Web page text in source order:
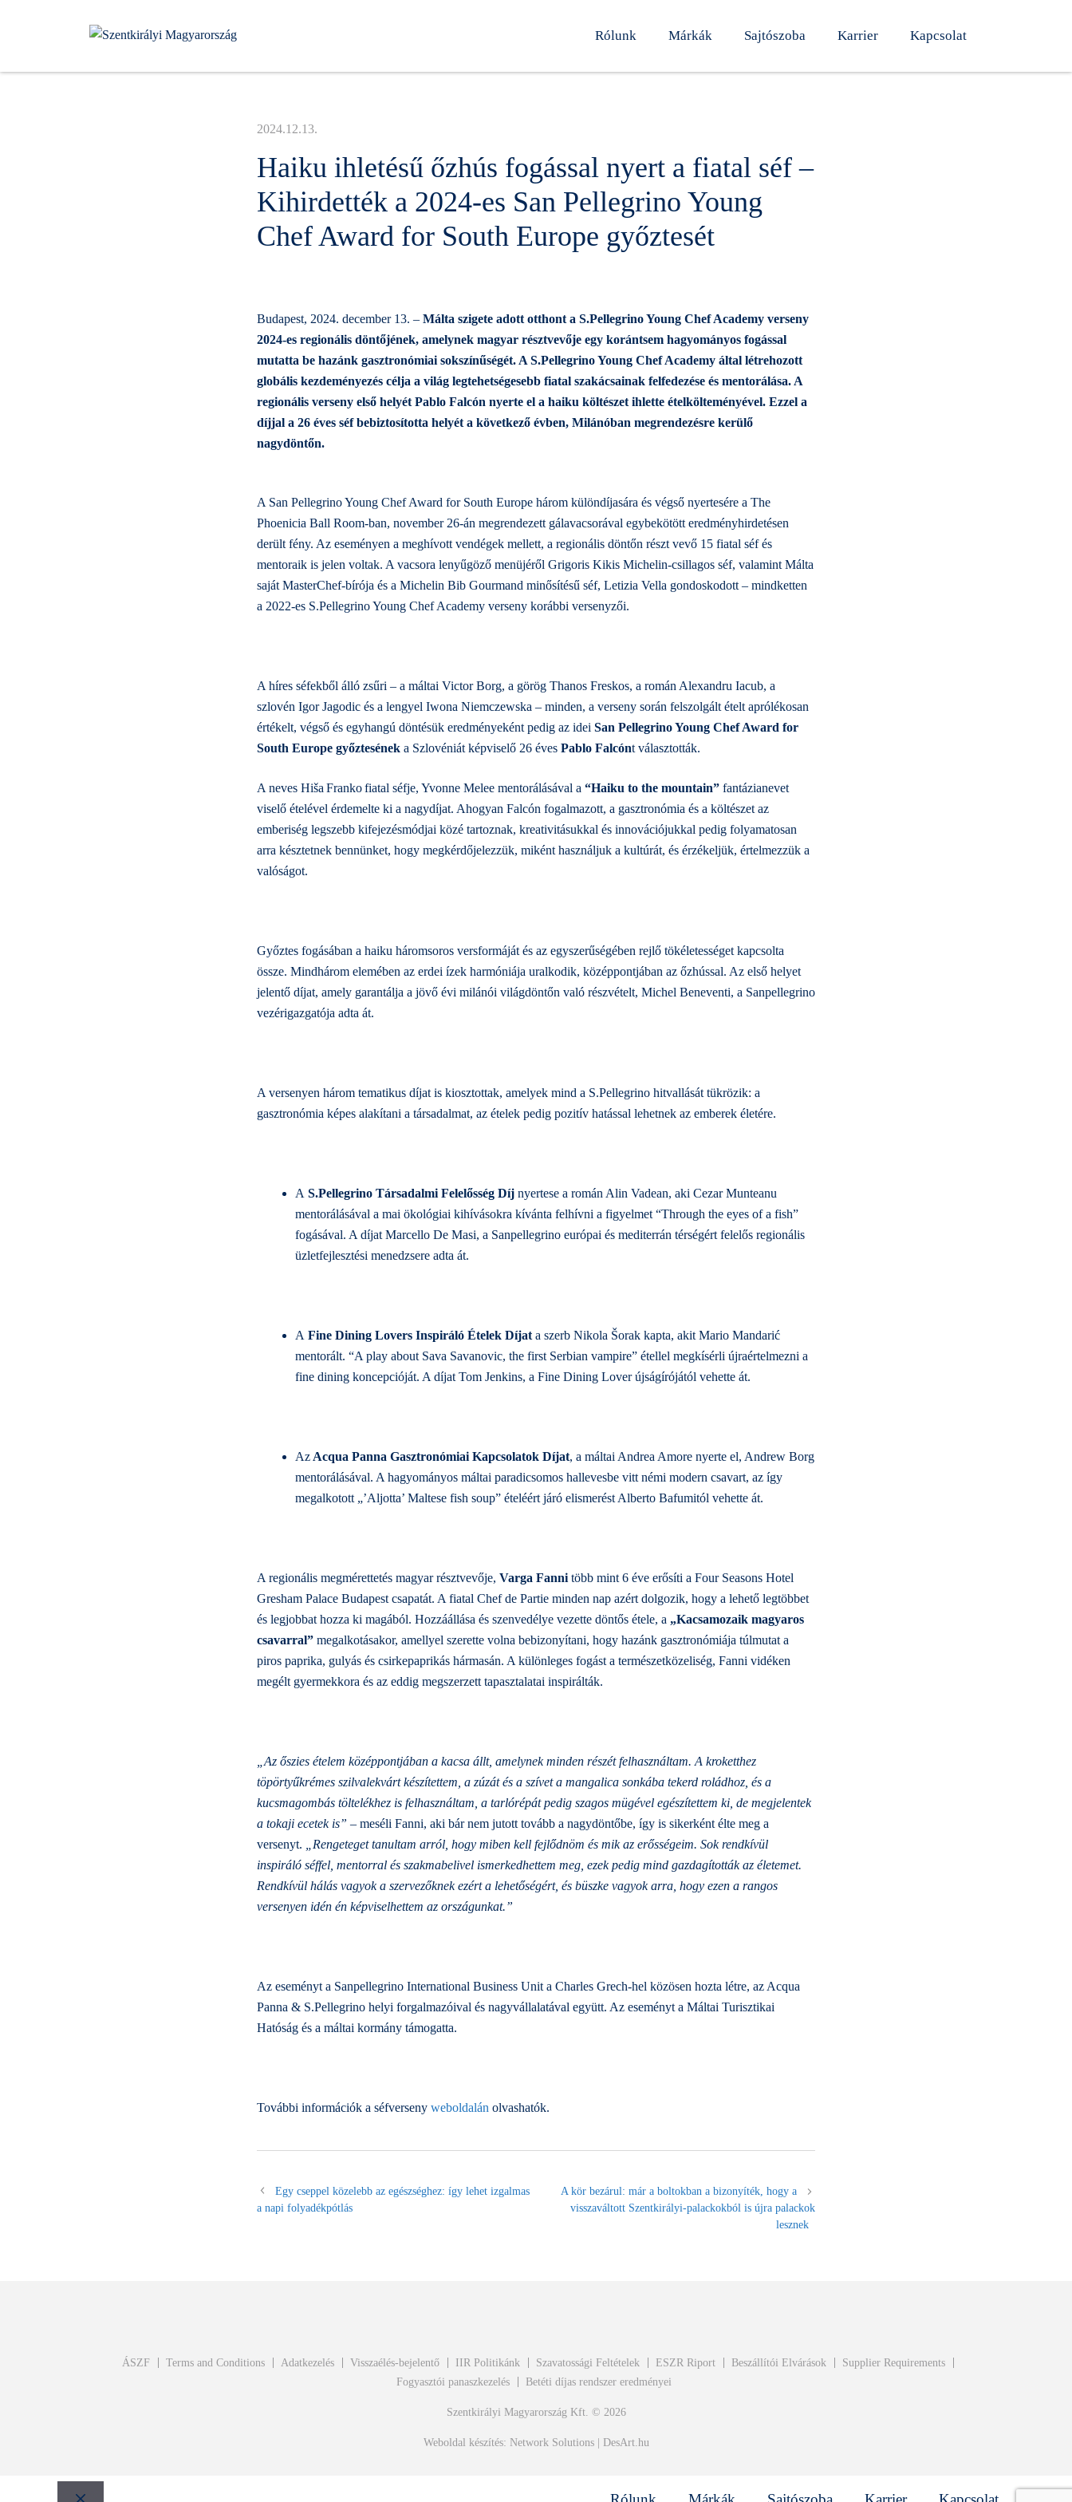
Rólunk Márkák Sajtószoba Karrier Kapcsolat
Haiku ihletésű őzhús fogással nyert a fiatal séf –
Kihirdették a 2024-es San Pellegrino Young
Chef Award for South Europe győztesét
2024.12.13.
Budapest, 2024. december 13. – Málta szigete adott otthont a S.Pellegrino Young Chef Academy verseny
2024-es regionális döntőjének, amelynek magyar résztvevője egy korántsem hagyományos fogással
mutatta be hazánk gasztronómiai sokszínűségét. A S.Pellegrino Young Chef Academy által létrehozott
globális kezdeményezés célja a világ legtehetségesebb fiatal szakácsainak felfedezése és mentorálása. A
regionális verseny első helyét Pablo Falcón nyerte el a haiku költészet ihlette ételkölteményével. Ezzel a
díjjal a 26 éves séf bebiztosította helyét a következő évben, Milánóban megrendezésre kerülő
nagydöntőn.
A San Pellegrino Young Chef Award for South Europe három különdíjasára és végső nyertesére a The
Phoenicia Ball Room-ban, november 26-án megrendezett gálavacsorával egybekötött eredményhirdetésen
derült fény. Az eseményen a meghívott vendégek mellett, a regionális döntőn részt vevő 15 fiatal séf és
mentoraik is jelen voltak. A vacsora lenyűgöző menüjéről Grigoris Kikis Michelin-csillagos séf, valamint Málta
saját MasterChef-bírója és a Michelin Bib Gourmand minősítésű séf, Letizia Vella gondoskodott – mindketten
a 2022-es S.Pellegrino Young Chef Academy verseny korábbi versenyzői.
A híres séfekből álló zsűri – a máltai Victor Borg, a görög Thanos Freskos, a román Alexandru Iacub, a
szlovén Igor Jagodic és a lengyel Iwona Niemczewska – minden, a verseny során felszolgált ételt aprólékosan
értékelt, végső és egyhangú döntésük eredményeként pedig az idei San Pellegrino Young Chef Award for
South Europe győztesének a Szlovéniát képviselő 26 éves Pablo Falcónt választották.
A neves Hiša Frankofiatal séfje, Yvonne Melee mentorálásával a “Haiku to the mountain” fantázianevet
viselő ételével érdemelte ki a nagydíjat. Ahogyan Falcón fogalmazott, a gasztronómia és a költészet az
emberiség legszebb kifejezésmódjai közé tartoznak, kreativitásukkal és innovációjukkal pedig folyamatosan
arra késztetnek bennünket, hogy megkérdőjelezzük, miként használjuk a kultúrát, és érzékeljük, értelmezzük a
valóságot.
Győztes fogásában a haiku háromsoros versformáját és az egyszerűségében rejlő tökéletességet kapcsolta
össze. Mindhárom elemében az erdei ízek harmóniája uralkodik, középpontjában az őzhússal. Az első helyet
jelentő díjat, amely garantálja a jövő évi milánói világdöntőn való részvételt, Michel Beneventi, a Sanpellegrino
vezérigazgatója adta át.
A versenyen három tematikus díjat is kiosztottak, amelyek mind a S.Pellegrino hitvallását tükrözik: a
gasztronómia képes alakítani a társadalmat, az ételek pedig pozitív hatással lehetnek az emberek életére.
A S.Pellegrino Társadalmi Felelősség Díj nyertese a román Alin Vadean, aki Cezar Munteanu
mentorálásával a mai ökológiai kihívásokra kívánta felhívni a figyelmet “Through the eyes of a fish”
fogásával. A díjat Marcello De Masi, a Sanpellegrino európai és mediterrán térségért felelős regionális
üzletfejlesztési menedzsere adta át.
A Fine Dining Lovers Inspiráló Ételek Díjat a szerb Nikola Šorak kapta, akit Mario Mandarić
mentorált. “A play about Sava Savanovic, the first Serbian vampire” étellel megkísérli újraértelmezni a
fine dining koncepcióját. A díjat Tom Jenkins, a Fine Dining Lover újságírójától vehette át.
Az Acqua Panna Gasztronómiai Kapcsolatok Díjat, a máltai Andrea Amore nyerte el, Andrew Borg
mentorálásával. A hagyományos máltai paradicsomos hallevesbe vitt némi modern csavart, az így
megalkotott „’Aljotta’ Maltese fish soup” ételéért járó elismerést Alberto Bafumitól vehette át.
A regionális megmérettetés magyar résztvevője, Varga Fanni több mint 6 éve erősíti a Four Seasons Hotel
Gresham Palace Budapest csapatát. A fiatal Chef de Partie minden nap azért dolgozik, hogy a lehető legtöbbet
és legjobbat hozza ki magából. Hozzáállása és szenvedélye vezette döntős étele, a „Kacsamozaik magyaros
csavarral” megalkotásakor, amellyel szerette volna bebizonyítani, hogy hazánk gasztronómiája túlmutat a
piros paprika, gulyás és csirkepaprikás hármasán. A különleges fogást a természetközeliség, Fanni vidéken
megélt gyermekkora és az eddig megszerzett tapasztalatai inspirálták.
„Az őszies ételem középpontjában a kacsa állt, amelynek minden részét felhasználtam. A kroketthez
töpörtyűkrémes szilvalekvárt készítettem, a zúzát és a szívet a mangalica sonkába tekerd roládhoz, és a
kucsmagombás töltelékhez is felhasználtam, a tarlórépát pedig szagos mügével egészítettem ki, de megjelentek
a tokaji ecetek is” – meséli Fanni, aki bár nem jutott tovább a nagydöntőbe, így is sikerként élte meg a
versenyt. „Rengeteget tanultam arról, hogy miben kell fejlődnöm és mik az erősségeim. Sok rendkívül
inspiráló séffel, mentorral és szakmabelivel ismerkedhettem meg, ezek pedig mind gazdagították az életemet.
Rendkívül hálás vagyok a szervezőknek ezért a lehetőségért, és büszke vagyok arra, hogy ezen a rangos
versenyen idén én képviselhettem az országunkat.”
Az eseményt a Sanpellegrino International Business Unit a Charles Grech-hel közösen hozta létre, az Acqua
Panna & S.Pellegrino helyi forgalmazóival és nagyvállalatával együtt. Az eseményt a Máltai Turisztikai
Hatóság és a máltai kormány támogatta.
További információk a séfverseny weboldalán olvashatók.
Egy cseppel közelebb az egészséghez: így lehet izgalmas
a napi folyadékpótlás
A kör bezárul: már a boltokban a bizonyíték, hogy a
visszaváltott Szentkirályi-palackokból is újra palackok
lesznek
ÁSZF Terms and Conditions Adatkezelés Visszaélés-bejelentő IIR Politikánk Szavatossági Feltételek ESZR Riport Beszállítói Elvárások
Supplier Requirements
Fogyasztói panaszkezelés
Betéti díjas rendszer eredményei
Szentkirályi Magyarország Kft. © 2026
Weboldal készítés: Network Solutions| DesArt.hu